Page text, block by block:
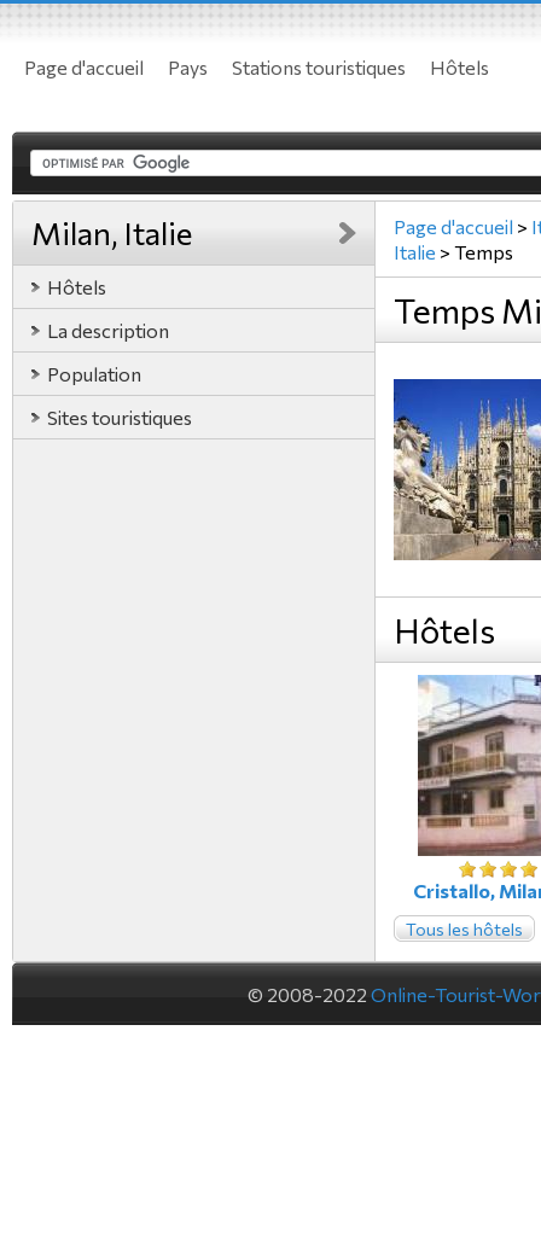
Page d'accueil Pays Stations touristiques Hôtels
Milan, Italie
Hôtels
La description
Population
Sites touristiques
Page d'accueil >
Italie > Temps
Temps
Hôtels
Cristallo,
Tous les hôtels
© 2008-2022 Online-Tourist-